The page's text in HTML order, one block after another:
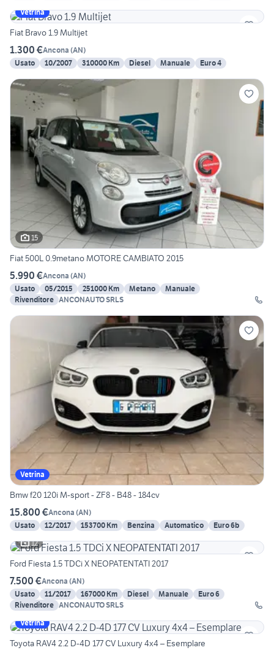
Vetrina
Fiat Bravo 1.9 Multijet
1.300 €Ancona (AN)
Usato
10/2007 310000 Km Diesel Manuale Euro 4
15
Fiat 500L 0.9metano MOTORE CAMBIATO 2015
5.990 €Ancona (AN)
Usato
05/2015 251000 Km Metano
Manuale
Rivenditore ANCONAUTO SRLS
Vetrina
Bmw f20 120i M-sport - ZF8 - B48 - 184cv
15.800 €Ancona (AN)
Usato
12/2017 153700 Km Benzina Automatico
Euro 6b
12
Ford Fiesta 1.5 TDCi X NEOPATENTATI 2017
7.500 €Ancona (AN)
Usato
11/2017 167000 Km Diesel Manuale
Euro 6
Rivenditore ANCONAUTO SRLS
Vetrina
Toyota RAV4 2.2 D-4D 177 CV Luxury 4x4 – Esemplare